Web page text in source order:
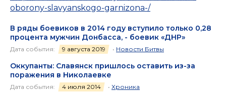
oborony-slavyanskogo-garnizona-/
В ряды боевиков в 2014 году вступило только 0,28
процента мужчин Донбасса, - боевик «ДНР»
Дата события: 9 августа 2019 • Новости Битвы
Оккупанты: Славянск пришлось оставить из-за
поражения в Николаевке
Дата события: 4 июля 2014 • Хроника